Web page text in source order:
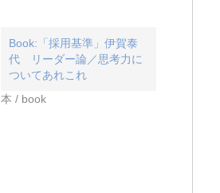
Book:「採用基準」伊賀泰
代 リーダー論／思考力に
ついてあれこれ
本 / book